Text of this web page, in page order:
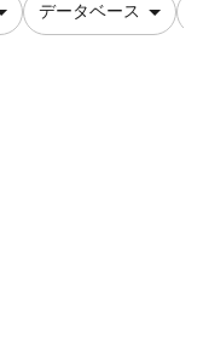
データベース